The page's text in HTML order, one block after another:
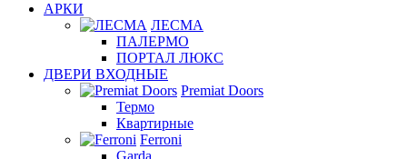
АРКИ
ЛЕСМА
ПАЛЕРМО
ПОРТАЛ ЛЮКС
ДВЕРИ ВХОДНЫЕ
Premiat Doors
Термо
Квартирные
Ferroni